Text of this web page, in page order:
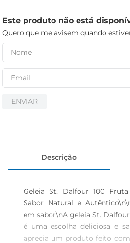
Este produto não está
Quero que me avisem quando
ENVIAR
Descrição
Geleia St. Dalfour 100
Sabor Natural e
em sabor\nA geleia St.
é uma escolha deliciosa e
aprecia um produto feito
iogurte
papel higiênico
cerveja